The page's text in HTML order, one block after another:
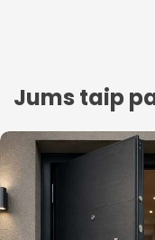
Jums taip